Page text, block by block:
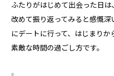
ふたりがはじめて出会った日
改めて振り返ってみると感慨
にデートに行って、はじまり
素敵な時間の過ごし方です。